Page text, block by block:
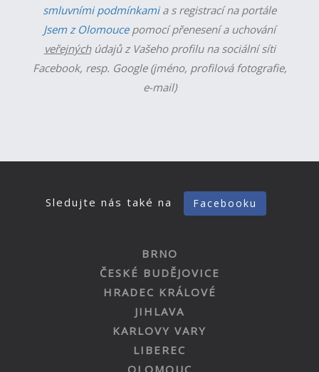
smluvními podmínkamia s registrací na portále
Jsem z Olomoucepomocí přenesení a uchování
veřejnýchúdajů z Vašeho profilu na sociální síti
Facebook, resp. Google (jméno, profilová fotografie,
e-mail)
Sledujte nás také na Facebooku
BRNO
ČESKÉ BUDĚJOVICE
HRADEC KRÁLOVÉ
JIHLAVA
KARLOVY VARY
LIBEREC
OLOMOUC